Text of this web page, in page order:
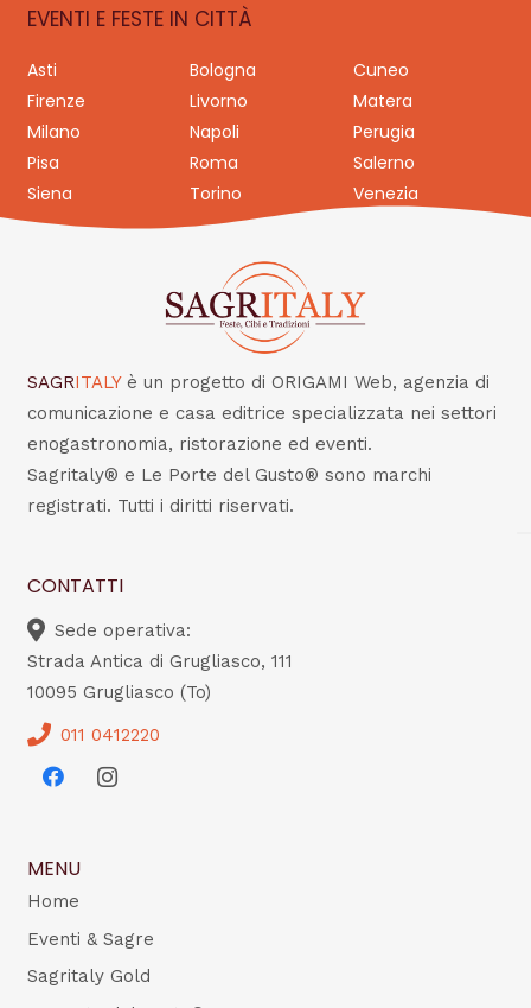
EVENTI E FESTE IN CITTÀ
Asti Bologna
Cuneo
Firenze
Livorno
Matera
Milano
Napoli
Perugia
Pisa
Roma
Salerno
Siena
Torino Venezia
SAGRITALY è un progetto di ORIGAMI Web, agenzia di
comunicazione e casa editrice specializzata nei settori
enogastronomia, ristorazione ed eventi.
Sagritaly® e Le Porte del Gusto® sono marchi
registrati. Tutti i diritti riservati.
CONTATTI
Sede operativa:
Strada Antica di Grugliasco, 111
10095 Grugliasco (To)
011 0412220
MENU
Home
Eventi & Sagre
Sagritaly Gold